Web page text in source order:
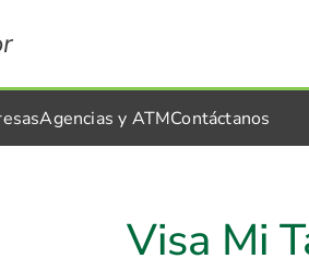
Agencias y ATMContáctanos
Visa Mi